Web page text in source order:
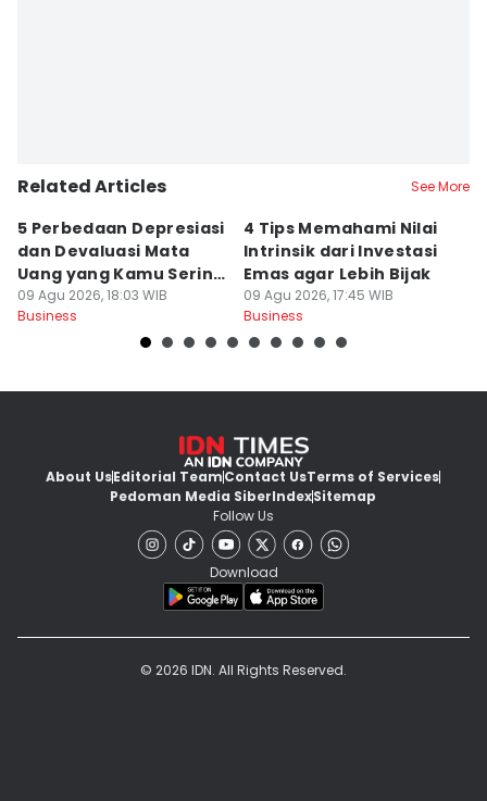
Related Articles See More
5 Perbedaan Depresiasi
dan Devaluasi Mata
Uang yang Kamu Sering
Keliru
09 Agu 2026, 18:03 WIB
Business
4 Tips Memahami Nilai
Intrinsik dari Investasi
Emas agar Lebih Bijak
09 Agu 2026, 17:45 WIB
Business
About UsEditorial TeamContact UsTerms of Services
Pedoman Media SiberIndexSitemap
Follow Us
Download
© 2026 IDN. All Rights Reserved.